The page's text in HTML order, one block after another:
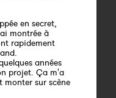
en secret,
montrée à
rapidement
années
projet. Ça m'a
monter sur scène